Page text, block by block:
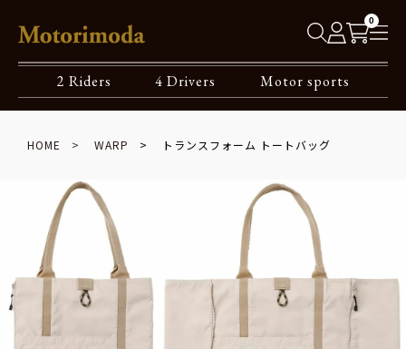
0
2 Riders 4 Drivers Motor sports
HOME WARP トランスフォーム トートバッグ